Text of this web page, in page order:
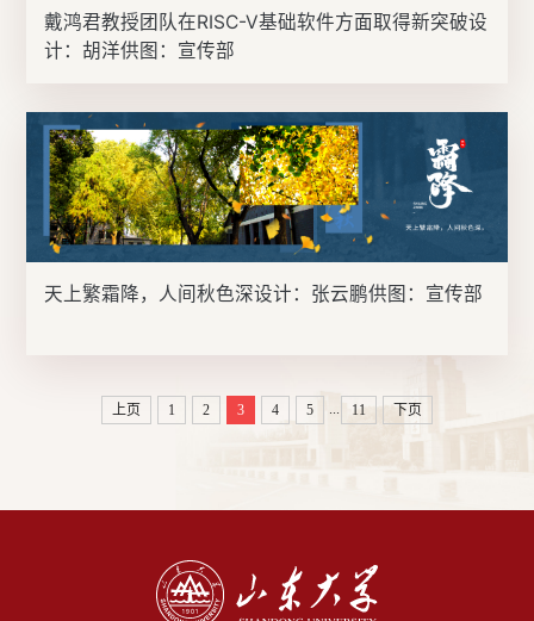
戴鸿君教授团队在RISC-V基础软件方面取得新突破设
计：胡洋供图：宣传部
天上繁霜降，人间秋色深设计：张云鹏供图：宣传部
上页 1 2 3 4 5 ... 11 下页